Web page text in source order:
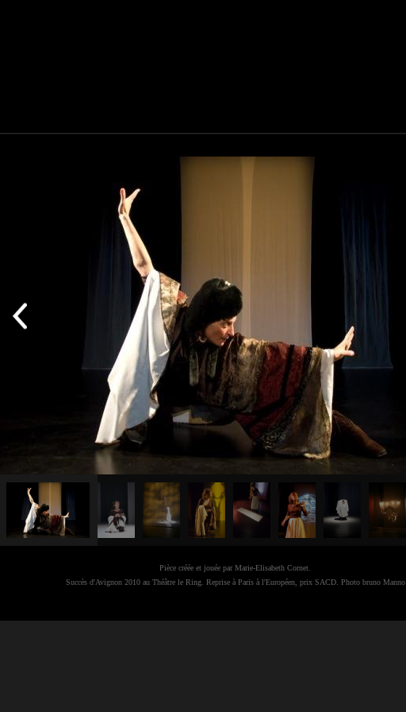
Pièce créée et jouée par Marie-Elisabeth Cornet.
Succès d'Avignon 2010 au Théâtre le Ring. Reprise à Paris à l'Européen, prix SACD. Photo bruno Manno